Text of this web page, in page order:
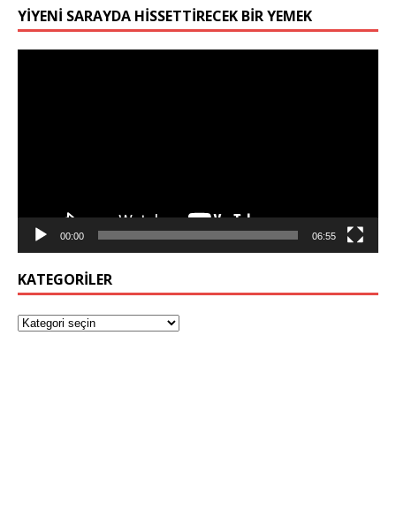
YIYENI SARAYDA HISSETTIRECEK BIR YEMEK
00:00 06:55
KATEGORILER